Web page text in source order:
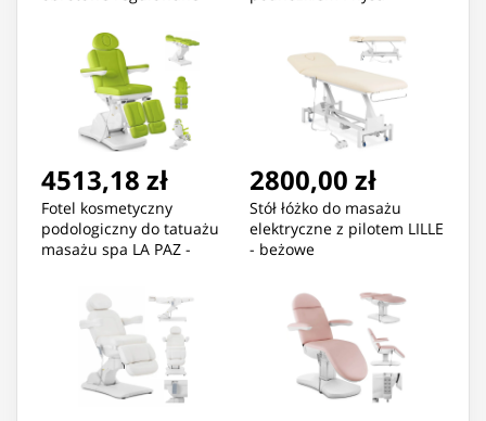
4513,18 zł
Fotel kosmetyczny
podologiczny do tatuażu
masażu spa LA PAZ -
2800,00 zł
Stół łóżko do masażu
elektryczne z pilotem LILLE
- beżowe